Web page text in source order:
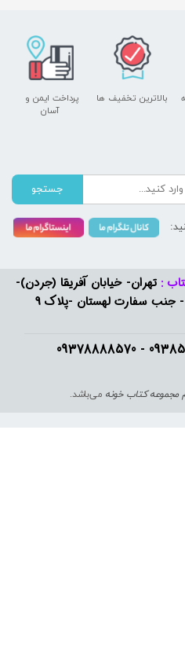
: تهران- خیابان آفریقا (جردن)-
بالاتر از تقاطع میرداماد- کوچه مینا - جنب سفارت لهستان -پلاک 9
مجموعه کتاب خونه می‌باشد.
پرداخت ایمن و ​​​​​​​
آسان
بالاترین تخفیف ها
جستجو